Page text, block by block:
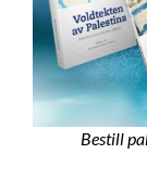
Bestill